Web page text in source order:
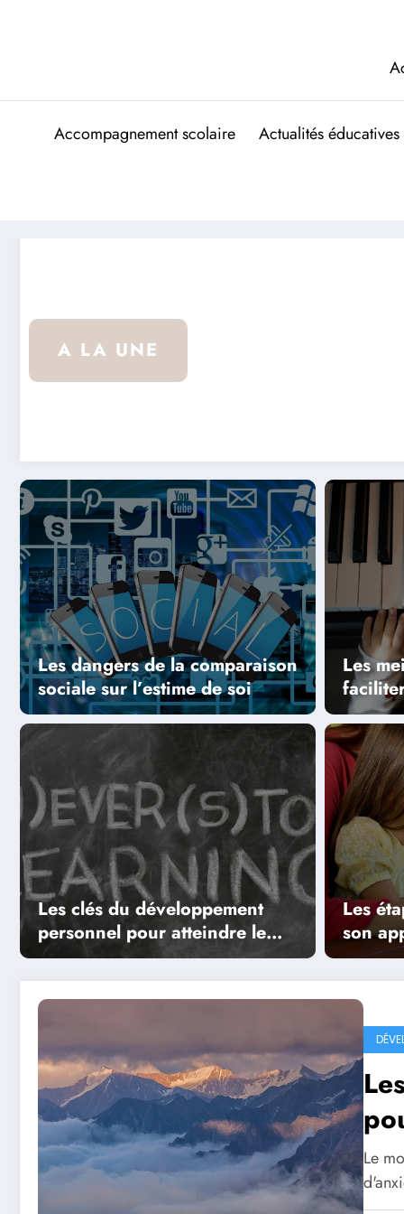
Accompagnement scolaire Actualités éducatives
A LA UNE
Les dangers de la comparaison
sociale sur l’estime de soi
Les clés du développement
personnel pour atteindre le
succès
Les
Les
son
sociale
Les clés du
pour atteindre
Read More
Le